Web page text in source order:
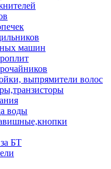
машин
выпрямители волос
воды
БТ